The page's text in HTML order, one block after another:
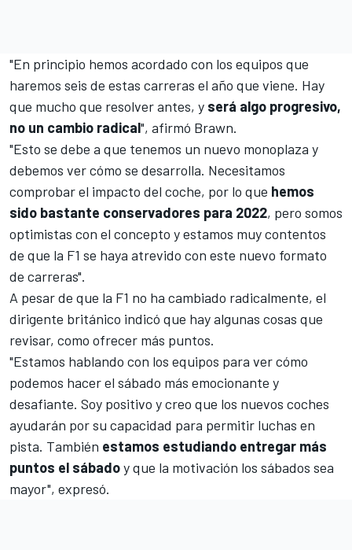
"En principio hemos acordado con los equipos que
haremos seis de estas carreras el año que viene. Hay
que mucho que resolver antes, y será algo progresivo,
no un cambio radical", afirmó Brawn.
"Esto se debe a que tenemos un nuevo monoplaza y
debemos ver cómo se desarrolla. Necesitamos
comprobar el impacto del coche, por lo que hemos
sido bastante conservadores para 2022, pero somos
optimistas con el concepto y estamos muy contentos
de que la F1 se haya atrevido con este nuevo formato
de carreras".
A pesar de que la F1 no ha cambiado radicalmente, el
dirigente británico indicó que hay algunas cosas que
revisar, como ofrecer más puntos.
"Estamos hablando con los equipos para ver cómo
podemos hacer el sábado más emocionante y
desafiante. Soy positivo y creo que los nuevos coches
ayudarán por su capacidad para permitir luchas en
pista. También estamos estudiando entregar más
puntos el sábadoy que la motivación los sábados sea
mayor", expresó.